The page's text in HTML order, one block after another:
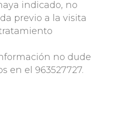
indicado, no
previo a la visita
no dude
en el 963527727.